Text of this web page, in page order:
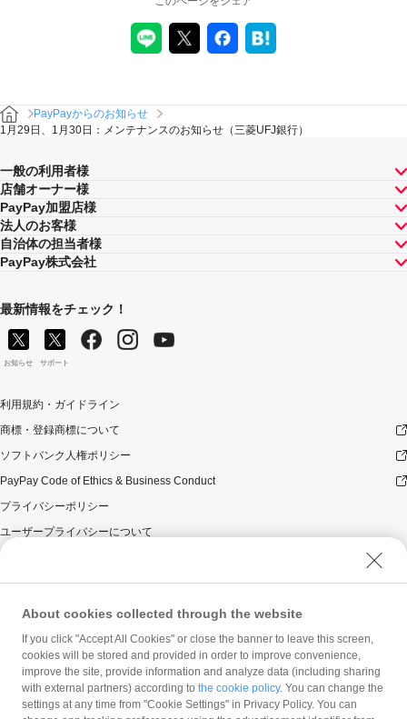
PayPayからのお知らせ
1月29日、1月30日：メンテナンスのお知らせ（三菱UFJ銀行）
一般の利用者様
店舗オーナー様
PayPay加盟店様
法人のお客様
自治体の担当者様
PayPay株式会社
最新情報をチェック！
お知らせ サポート
利用規約・ガイドライン
商標・登録商標について
ソフトバンク人権ポリシー
PayPay Code of Ethics & Business Conduct
プライバシーポリシー
ユーザープライバシーについて
ウェブサイト利用規約
反社会的勢力に対する方針
勧誘方針
マネロン等基本方針
カスタマーハラスメントに関する当社の考え方
About cookies collected through the website
If you click "Accept All Cookies" or close the banner to leave this screen,
cookies will be stored and provided in order to improve convenience,
improve the site, provide information and analyze data (including sharing
with external partners) according to the cookie policy. You can change the
settings at any time from "Cookie Settings" in Privacy Policy. You can